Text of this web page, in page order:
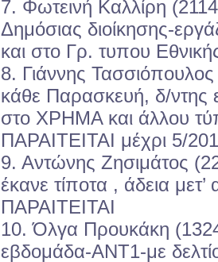
7. Φωτεινή Καλλίρη
Δημόσιας διοίκησης-
και στο Γρ. τυπου
8. Γιάννης
κάθε Παρασκευή, δ/ντης
στο ΧΡΗΜΑ και άλλου
ΠΑΡΑΙΤΕΙΤΑΙ μέχρι 5/
9. Αντώνης Ζησιμάτος
έκανε τίποτα , άδεια
ΠΑΡΑΙΤΕΙΤΑΙ
10. Όλγα Προυκάκη
εβδομάδα-ΑΝΤ1-με